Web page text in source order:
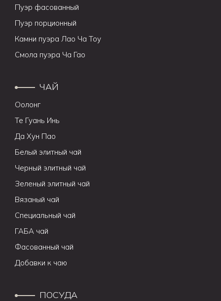
Пуэр фасованный
Пуэр порционный
Камни пуэра Лао Ча Тоу
Смола пуэра Ча Гао
ЧАЙ
Оолонг
Те Гуань Инь
Да Хун Пао
Белый элитный чай
Черный элитный чай
Зеленый элитный чай
Вязаный чай
Специальный чай
ГАБА чай
Фасованный чай
Добавки к чаю
ПОСУДА